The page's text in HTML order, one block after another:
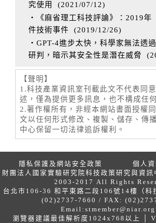
究使用
(2021/07/12)
‧《麻省理工科技評論》：2019年
件技術事件 (2019/12/26)
‧GPT-4進步太快，科學家無法透
研判，暗示其安全性是潛在威脅
(
【聲明】
1.科技產業資訊室刊載此文不代表同
述，僅為提供更多訊息，也不構成任
2.著作權所有，非經本網站書面授權
文以任何形式修改、複製、儲存、傳
中心保留一切法律追訴權利。
隱私保護及網站安全政策
個人
財團法人國家實驗研究院科技政策研究與資
2003-2017 All Rights
台北市106-36 和平東路二段106號14樓（
(02)2737-7660 / FAX:
Email:
瀏覽器建議最佳解析度1024x768以上 │